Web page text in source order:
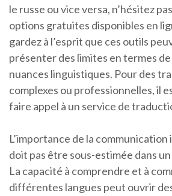
le russe ou vice versa, n’hésitez
options gratuites disponibles en
gardez à l’esprit que ces outils
présenter des limites en termes
nuances linguistiques. Pour des
complexes ou professionnelles, il
faire appel à un service de
L’importance de la
doit pas être sous-estimée dans
La capacité à comprendre et à
différentes langues peut ouvrir